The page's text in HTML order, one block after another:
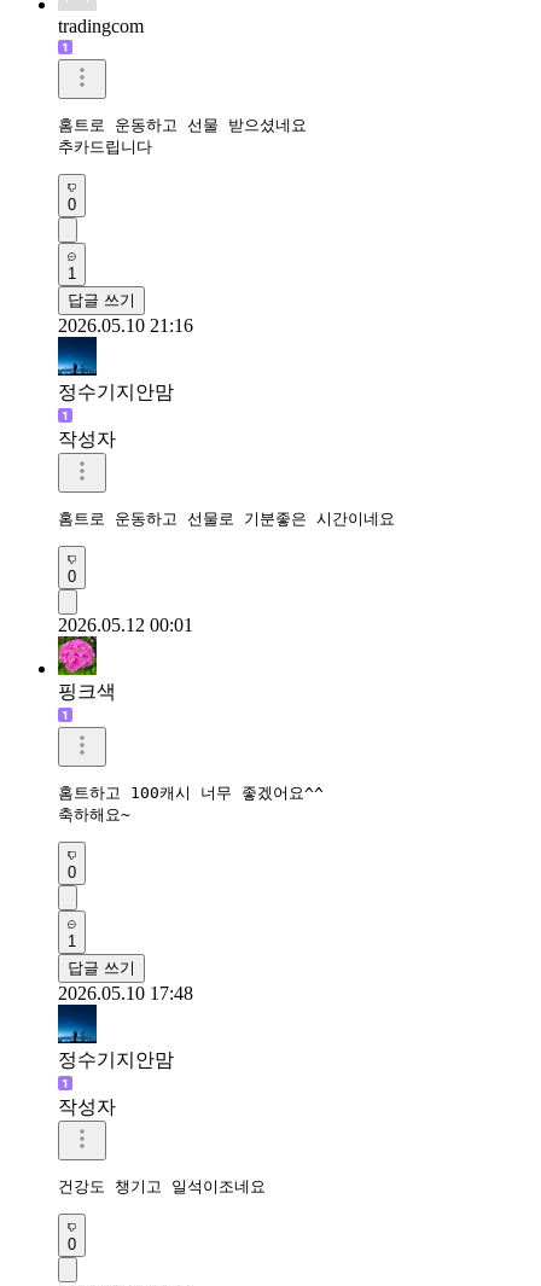
tradingcom
홈트로 운동하고 선물 받으셨네요
추카드립니다
0
1
답글 쓰기
2026.05.10 21:16
정수기지안맘
작성자
홈트로 운동하고 선물로 기분좋은 시간이네요
0
2026.05.12 00:01
핑크색
홈트하고 100캐시 너무 좋겠어요^^
축하해요~
0
1
답글 쓰기
2026.05.10 17:48
정수기지안맘
작성자
건강도 챙기고 일석이조네요
0